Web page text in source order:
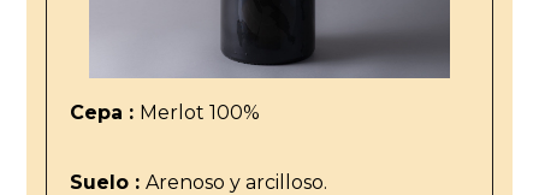
Cepa : Merlot 100%
Suelo : Arenoso y arcilloso.